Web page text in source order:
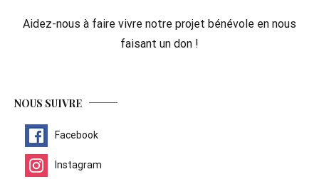
Aidez-nous à faire vivre notre projet bénévole en nous
faisant un don !
NOUS SUIVRE
Facebook
Instagram